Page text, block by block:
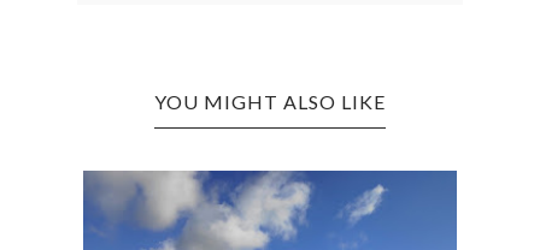
YOU MIGHT ALSO LIKE